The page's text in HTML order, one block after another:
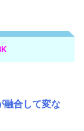
融合して変な